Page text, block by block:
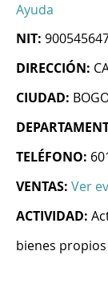
Ayuda
NIT:
DIRECCIÓN:
CIUDAD:
TELÉFONO:
VENTAS: Ver
ACTIVIDAD:
bienes